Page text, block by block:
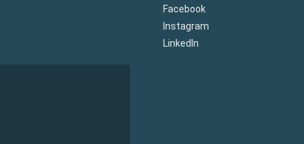
Facebook
Instagram
LinkedIn